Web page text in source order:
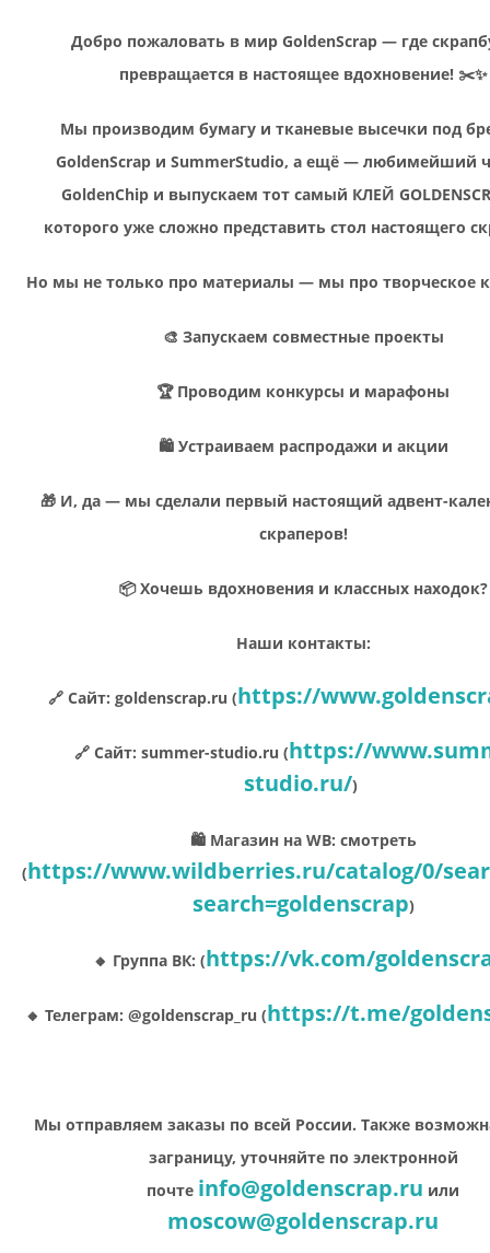
Добро пожаловать в мир GoldenScrap — где
превращается в настоящее вдохновение! ✂️✨
Мы производим бумагу и тканевые высечки под
GoldenScrap и SummerStudio, а ещё — любимейший
GoldenChip и выпускаем тот самый КЛЕЙ
которого уже сложно представить стол настоящего
Но мы не только про материалы — мы про творческое
🎨 Запускаем совместные проекты
🏆 Проводим конкурсы и марафоны
🛍 Устраиваем распродажи и акции
🎁 И, да — мы сделали первый настоящий адвент-
скраперов!
📦 Хочешь вдохновения и классных находок?
Наши контакты:
🔗 Сайт: goldenscrap.ru (https://
🔗 Сайт: summer-studio.ru (https://
studio.ru/)
🛍 Магазин на WB: смотреть
(https://www.wildberries.ru/catalog/0/
search=goldenscrap)
🔸 Группа ВК: (https://vk.com/
🔸 Телеграм: @goldenscrap_ru (https://t.me/
Мы отправляем заказы по всей России. Также
заграницу, уточняйте по электронной
почте info@goldenscrap.ru или
moscow@goldenscrap.ru